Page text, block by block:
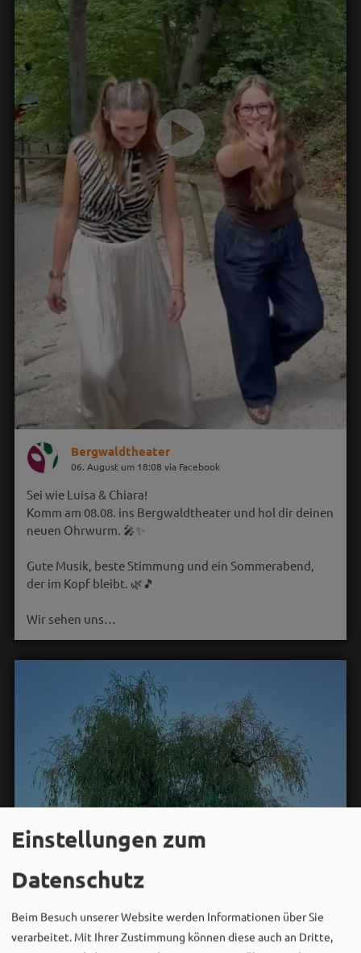
Bergwaldtheater
06. August um 18:08 via Facebook
Sei wie Luisa & Chiara!
Komm am 08.08. ins Bergwaldtheater und hol dir deinen
neuen Ohrwurm. 🎤✨
Gute Musik, beste Stimmung und ein Sommerabend,
der im Kopf bleibt. 🌿🎵
Wir sehen uns…
Einstellungen zum
Datenschutz
Beim Besuch unserer Website werden Informationen über Sie
verarbeitet. Mit Ihrer Zustimmung können diese auch an Dritte,